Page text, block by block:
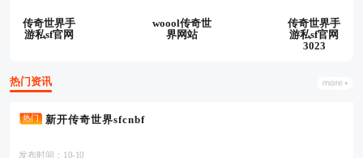
传奇世界手
游私sf官网
woool传奇世
界网站
传奇世界手
游私sf官网
3023
热门资讯
热门 新开传奇世界sfcnbf
发布时间：10-10